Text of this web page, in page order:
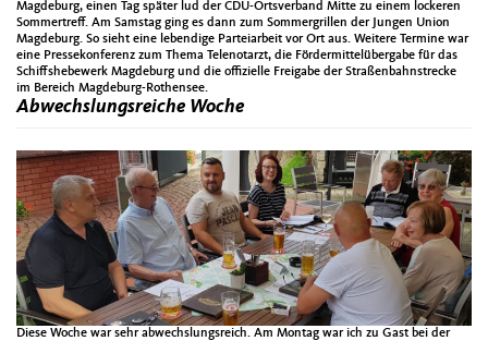
Magdeburg, einen Tag später lud der CDU-Ortsverband Mitte zu einem lockeren
Sommertreff. Am Samstag ging es dann zum Sommergrillen der Jungen Union
Magdeburg. So sieht eine lebendige Parteiarbeit vor Ort aus. Weitere Termine war
eine Pressekonferenz zum Thema Telenotarzt, die Fördermittelübergabe für das
Schiffshebewerk Magdeburg und die offizielle Freigabe der Straßenbahnstrecke
im Bereich Magdeburg-Rothensee.
Abwechslungsreiche Woche
Diese Woche war sehr abwechslungsreich. Am Montag war ich zu Gast bei der